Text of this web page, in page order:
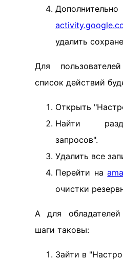
удалить
Для
список действий
Открыть
Найти
запросов".
Удалить все
Перейти на
очистки
А для
шаги таковы:
Зайти в